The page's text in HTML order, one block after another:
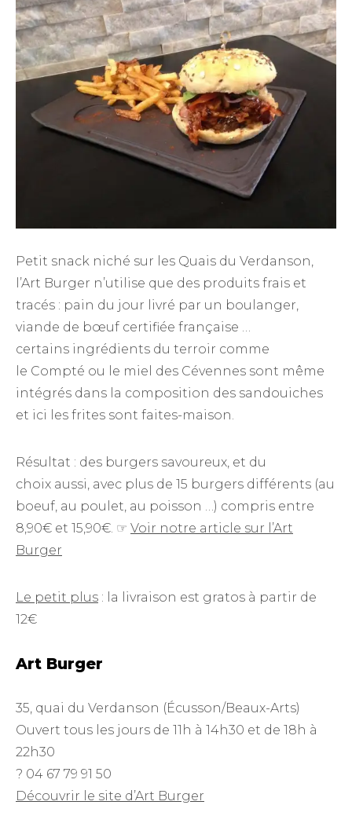
Petit snack niché sur les Quais du Verdanson,
l’Art Burger n’utilise que des produits frais et
tracés : pain du jour livré par un boulanger,
viande de bœuf certifiée française …
certains ingrédients du terroir comme
le Compté ou le miel des Cévennes sont même
intégrés dans la composition des sandouiches
et ici les frites sont faites-maison.
Résultat : des burgers savoureux, et du
choix aussi, avec plus de 15 burgers différents (au
boeuf, au poulet, au poisson …) compris entre
8,90€ et 15,90€. ☞ Voir notre article sur l’Art
Burger
Le petit plus : la livraison est gratos à partir de
12€
Art Burger
35, quai du Verdanson (Écusson/Beaux-Arts)
Ouvert tous les jours de 11h à 14h30 et de 18h à
22h30
? 04 67 79 91 50
Découvrir le site d’Art Burger